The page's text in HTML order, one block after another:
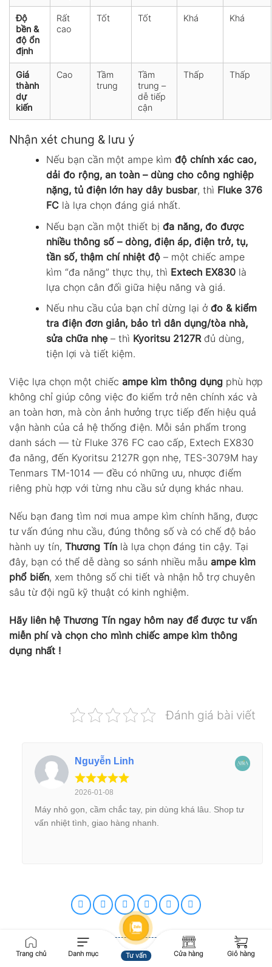
Độ
bền &
độ ổn
định
Rất
cao
Tốt Tốt Khá Khá
Giá
thành
dự
kiến
Cao
Tầm
trung
Tầm
trung –
dễ tiếp
cận
Thấp Thấp
Nhận xét chung & lưu ý
Nếu bạn cần một ampe kìm độ chính xác cao,
dải đo rộng, an toàn – dùng cho công nghiệp
nặng, tủ điện lớn hay dây busbar, thì Fluke 376
FClà lựa chọn đáng giá nhất.
Nếu bạn cần một thiết bị đa năng, đo được
nhiều thông số – dòng, điện áp, điện trở, tụ,
tần số, thậm chí nhiệt độ– một chiếc ampe
kìm “đa năng” thực thụ, thì Extech EX830là
lựa chọn cân đối giữa hiệu năng và giá.
Nếu nhu cầu của bạn chỉ dừng lại ở đo & kiểm
tra điện đơn giản, bảo trì dân dụng/tòa nhà,
sửa chữa nhẹ– thì Kyoritsu 2127Rđủ dùng,
tiện lợi và tiết kiệm.
Việc lựa chọn một chiếc ampe kìm thông dụng phù hợp
không chỉ giúp công việc đo kiểm trở nên chính xác và
an toàn hơn, mà còn ảnh hưởng trực tiếp đến hiệu quả
vận hành của cả hệ thống điện. Mỗi sản phẩm trong
danh sách — từ Fluke 376 FC cao cấp, Extech EX830
đa năng, đến Kyoritsu 2127R gọn nhẹ, TES-3079M hay
Tenmars TM-1014 — đều có những ưu, nhược điểm
riêng phù hợp với từng nhu cầu sử dụng khác nhau.
Nếu bạn đang tìm nơi mua ampe kìm chính hãng, được
tư vấn đúng nhu cầu, đúng thông số và có chế độ bảo
hành uy tín, Thương Tín là lựa chọn đáng tin cậy. Tại
đây, bạn có thể dễ dàng so sánh nhiều mẫu ampe kìm
phổ biến, xem thông số chi tiết và nhận hỗ trợ chuyên
sâu từ đội ngũ kỹ thuật có kinh nghiệm.
Hãy liên hệ Thương Tín ngay hôm nay để được tư vấn
miễn phí và chọn cho mình chiếc ampe kìm thông
dụng nhất !
Đánh giá bài viết
Nguyễn Linh
2026-01-08
Máy nhỏ gọn, cầm chắc tay, pin dùng khá lâu. Shop tư
vấn nhiệt tình, giao hàng nhanh.
ADMIN THƯƠNG TÍN
Trang chủ Danh mục Tư vấn Cửa hàng Giỏ hàng